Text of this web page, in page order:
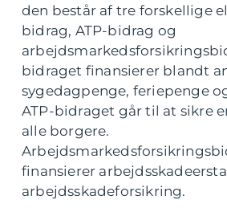
den består af tre forskellige
bidrag, ATP-bidrag og
bidraget finansierer blandt
sygedagpenge, feriepenge
ATP-bidraget går til at sikre
alle borgere.
finansierer
arbejdsskadeforsikring.